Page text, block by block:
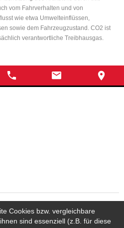
vom Fahrverhalten und von
wie etwa Umwelteinflüssen,
sowie dem Fahrzeugzustand. CO2 ist
verantwortliche Treibhausgas.
Cookies bzw. vergleichbare
sind essenziell (z.B. für diese